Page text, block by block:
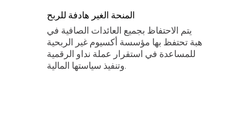
المنحة الغير هادفة للربح
يتم الاحتفاظ بجميع العائدات الصافية في
هبة تحتفظ بها مؤسسة أكسيوم غير الربحية
للمساعدة في استقرار عملة نداو الرقمية
وتنفيذ سياستها المالية.